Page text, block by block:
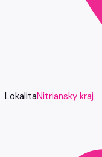
LokalitaNitriansky kraj